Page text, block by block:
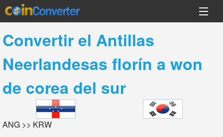
Convertir el Antillas
Neerlandesas florín a won
de corea del sur
ANG >> KRW